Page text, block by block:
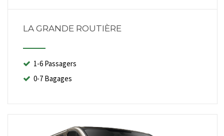
LA GRANDE ROUTIÈRE
1-6 Passagers
0-7 Bagages